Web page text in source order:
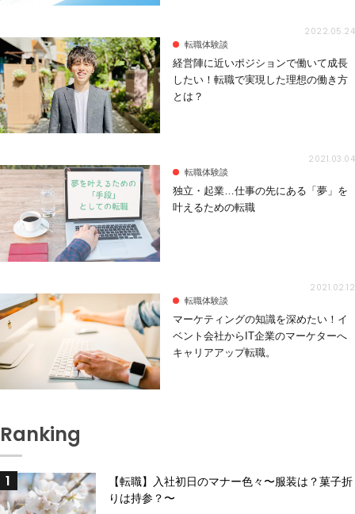
転職体験談
2022.05.24
経営陣に近いポジションで働いて成長
したい！転職で実現した理想の働き方
とは？
転職体験談
2021.03.04
独立・起業…仕事の先にある「夢」を
叶えるための転職
転職体験談
2021.02.12
マーケティングの知識を深めたい！イ
ベント会社からIT企業のマーケターへ
キャリアアップ転職。
Ranking
【転職】入社初日のマナー色々〜服装は？菓子折
りは持参？〜